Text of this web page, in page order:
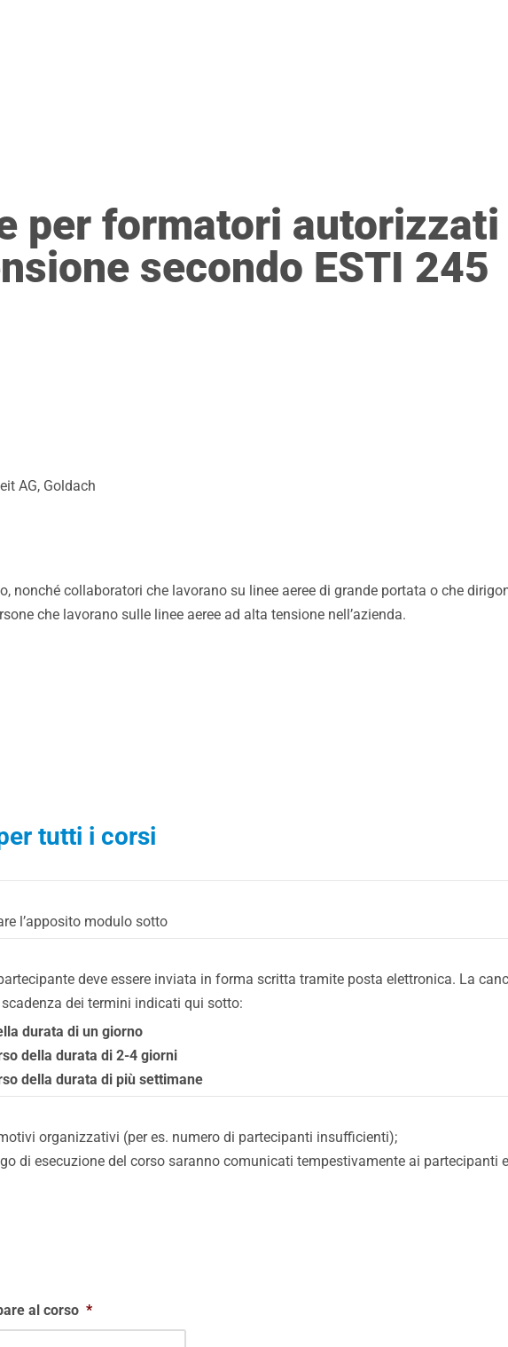
per formatori
secondo ESTI 245
AG, Goldach
nonché collaboratori che lavorano su linee aeree di grande portata o che
che lavorano sulle linee aeree ad alta tensione nell’azienda.
tutti i corsi
l’apposito modulo sotto
deve essere inviata in forma scritta tramite posta elettronica. La
dei termini indicati qui sotto:
durata di un giorno
della durata di 2-4 giorni
della durata di più settimane
organizzativi (per es. numero di partecipanti insufficienti);
di esecuzione del corso saranno comunicati tempestivamente ai partecipanti
al corso *